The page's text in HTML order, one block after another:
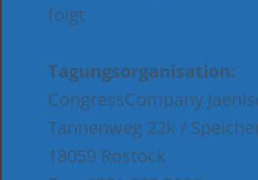
folgt
Tagungsorganisation:
CongressCompany
Tannenweg 22k /
18059 Rostock